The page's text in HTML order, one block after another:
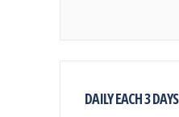
DAILY EACH 3 DAYS